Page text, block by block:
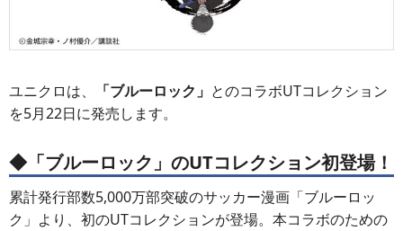
ユニクロは、 「ブルーロック」 とのコラボUTコレクション
を5月22日に発売します。
◆「ブルーロック」のUTコレクション初登場！
累計発行部数5,000万部突破のサッカー漫画「ブルーロッ
ク」より、初のUTコレクションが登場。本コラボのための